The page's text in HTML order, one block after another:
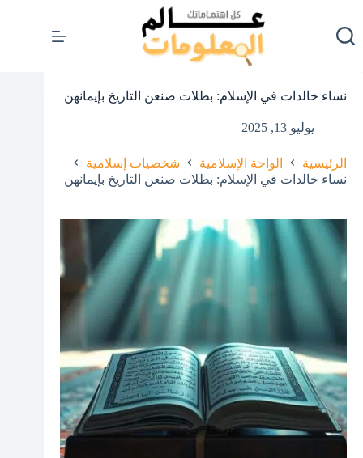
المحتوى
نساء خالدات في الإسلام: بطلات صنعن التاريخ بإيمانهن
يوليو 13, 2025
الرئيسية الواحة الإسلامية
شخصيات إسلامية
نساء خالدات في الإسلام: بطلات صنعن التاريخ بإيمانهن